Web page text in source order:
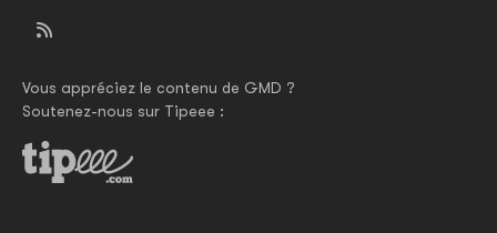
Vous appréciez le contenu de GMD ?
Soutenez-nous sur Tipeee :